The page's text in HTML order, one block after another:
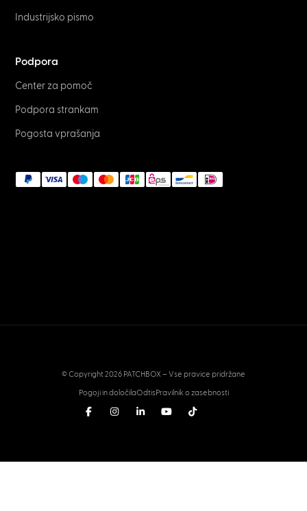
Industrijsko pismo
Podpora
Center za pomoč
Podpora strankam
Pogosta vprašanja
© Copyright 2026 PATCHBOX – Vse pravice pridržane
Pogoji in določilaOdtisPravilnik o zasebnosti